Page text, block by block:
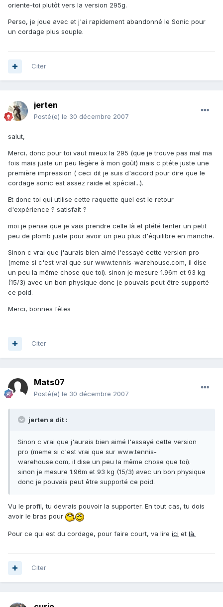
oriente-toi plutôt vers la version 295g.
Perso, je joue avec et j'ai rapidement abandonné le Sonic pour
un cordage plus souple.
Citer
jerten
Posté(e) le 30 décembre 2007
salut,
Merci, donc pour toi vaut mieux la 295 (que je trouve pas mal ma
fois mais juste un peu lègère à mon goût) mais c ptéte juste une
première impression ( ceci dit je suis d'accord pour dire que le
cordage sonic est assez raide et spécial...).
Et donc toi qui utilise cette raquette quel est le retour
d'expérience ? satisfait ?
moi je pense que je vais prendre celle là et ptété tenter un petit
peu de plomb juste pour avoir un peu plus d'équilibre en manche.
Sinon c vrai que j'aurais bien aimé l'essayé cette version pro
(meme si c'est vrai que sur www.tennis-warehouse.com, il dise
un peu la même chose que toi). sinon je mesure 1.96m et 93 kg
(15/3) avec un bon physique donc je pouvais peut être supporté
ce poid.
Merci, bonnes fêtes
Citer
Mats07
Posté(e) le 30 décembre 2007
jerten a dit :
Sinon c vrai que j'aurais bien aimé l'essayé cette version
pro (meme si c'est vrai que sur www.tennis-
warehouse.com, il dise un peu la même chose que toi).
sinon je mesure 1.96m et 93 kg (15/3) avec un bon physique
donc je pouvais peut être supporté ce poid.
Vu le profil, tu devrais pouvoir la supporter. En tout cas, tu dois
avoir le bras pour
Pour ce qui est du cordage, pour faire court, va lire ici et là.
Citer